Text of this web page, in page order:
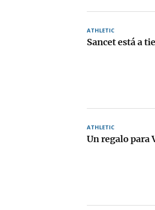
ATHLETIC
Sancet está a
ATHLETIC
Un regalo para